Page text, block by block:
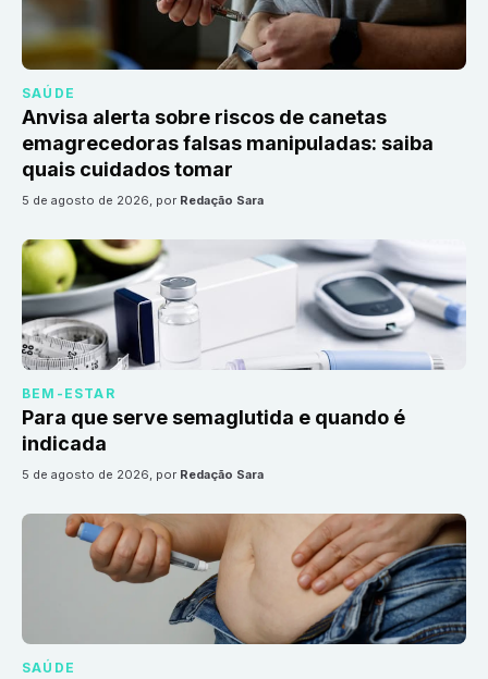
SAÚDE
Anvisa alerta sobre riscos de canetas
emagrecedoras falsas manipuladas: saiba
quais cuidados tomar
5 de agosto de 2026, por Redação Sara
BEM-ESTAR
Para que serve semaglutida e quando é
indicada
5 de agosto de 2026, por Redação Sara
SAÚDE